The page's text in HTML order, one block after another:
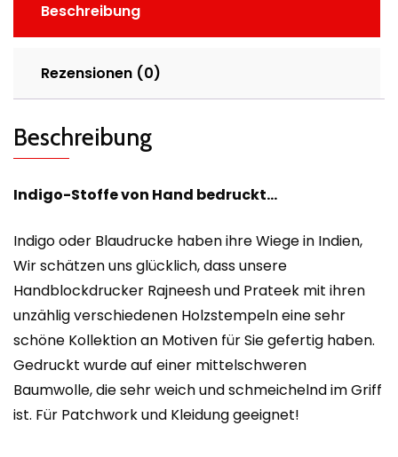
Beschreibung
Rezensionen (0)
Beschreibung
Indigo-Stoffe von Hand bedruckt…
Indigo oder Blaudrucke haben ihre Wiege in Indien,
Wir schätzen uns glücklich, dass unsere
Handblockdrucker Rajneesh und Prateek mit ihren
unzählig verschiedenen Holzstempeln eine sehr
schöne Kollektion an Motiven für Sie gefertig haben.
Gedruckt wurde auf einer mittelschweren
Baumwolle, die sehr weich und schmeichelnd im Griff
ist. Für Patchwork und Kleidung geeignet!